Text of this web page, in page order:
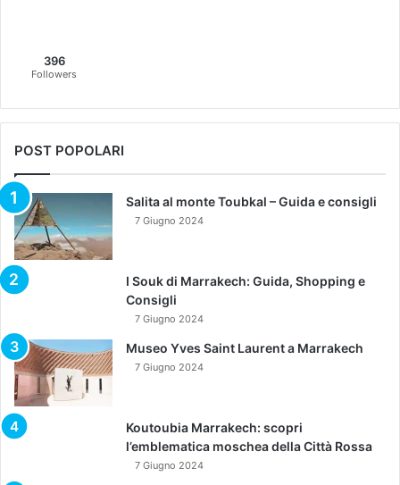
396
Followers
POST POPOLARI
Salita al monte Toubkal – Guida e consigli
7 Giugno 2024
I Souk di Marrakech: Guida, Shopping e
Consigli
7 Giugno 2024
Museo Yves Saint Laurent a Marrakech
7 Giugno 2024
Koutoubia Marrakech: scopri
l’emblematica moschea della Città Rossa
7 Giugno 2024